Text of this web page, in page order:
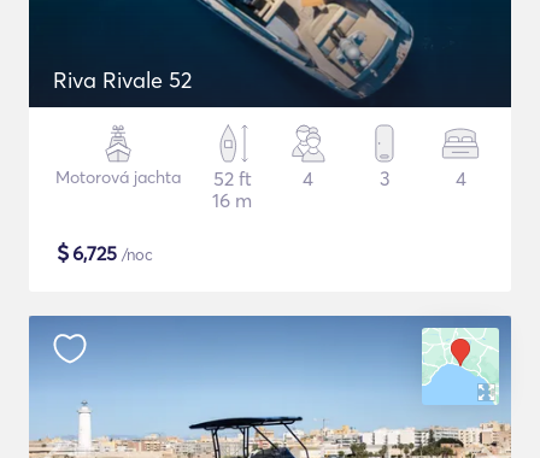
Riva Rivale 52
Motorová jachta
52 ft
16 m
4 3 4
$6,725 /noc